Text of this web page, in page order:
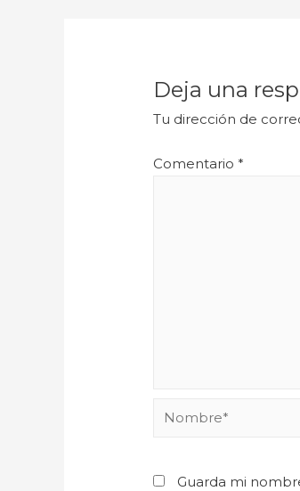
Deja una
Tu dirección de
Comentario*
Guarda mi